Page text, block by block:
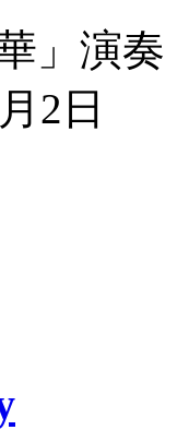
」演奏
2日